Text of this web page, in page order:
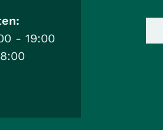
- 19:00